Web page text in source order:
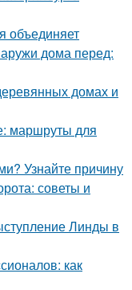
объединяет
дома перед:
домах и
маршруты для
Узнайте причину
советы и
Линды в
как